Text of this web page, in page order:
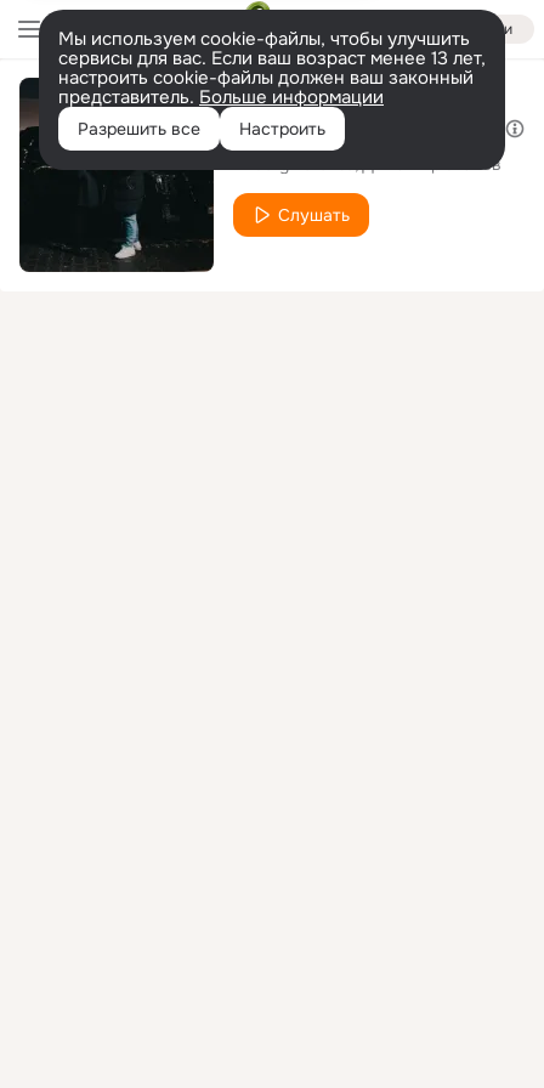
Войти
Мы используем cookie-файлы, чтобы улучшить
сервисы для вас. Если ваш возраст менее 13 лет,
настроить cookie-файлы должен ваш законный
представитель. Больше информации
Разрешить все Настроить
Диман Брюханов
Слушать